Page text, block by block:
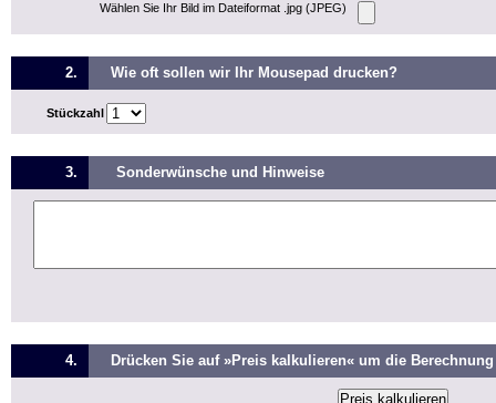
Wählen Sie Ihr Bild im Dateiformat .jpg (JPEG)
2. Wie oft sollen wir Ihr Mousepad drucken?
Stückzahl
3. Sonderwünsche und Hinweise
4. Drücken Sie auf »Preis kalkulieren« um die